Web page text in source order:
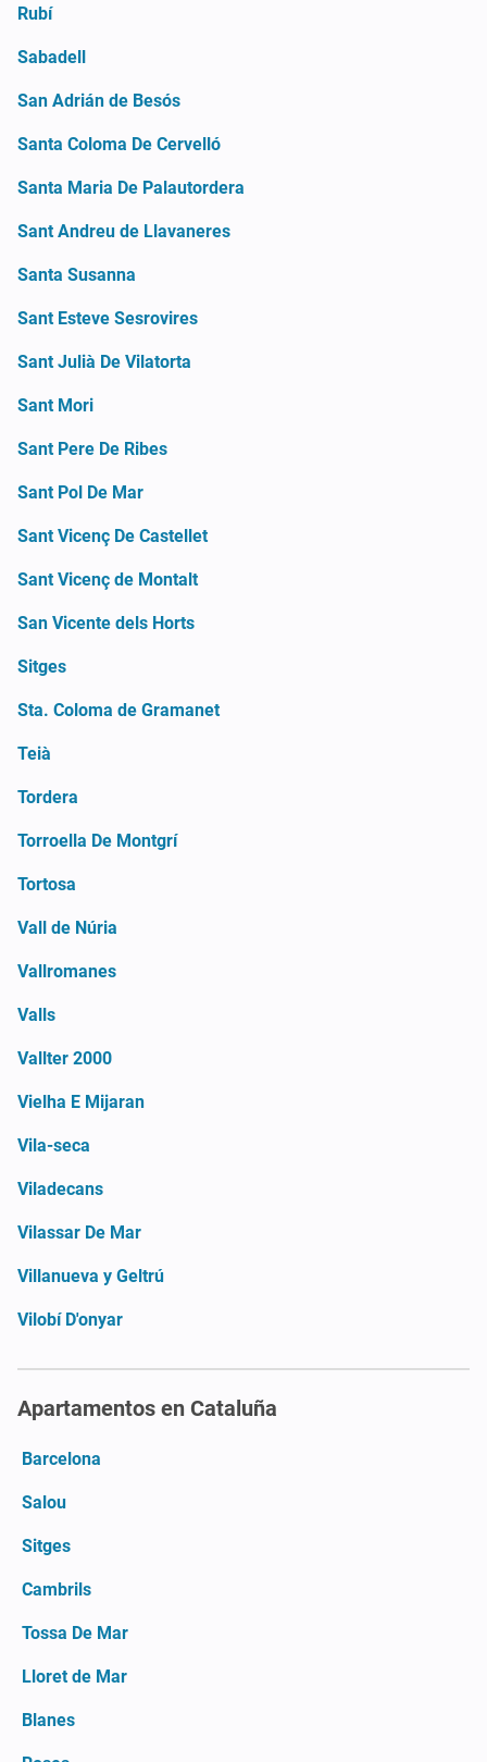
Rubí
Sabadell
San Adrián de Besós
Santa Coloma De Cervelló
Santa Maria De Palautordera
Sant Andreu de Llavaneres
Santa Susanna
Sant Esteve Sesrovires
Sant Julià De Vilatorta
Sant Mori
Sant Pere De Ribes
Sant Pol De Mar
Sant Vicenç De Castellet
Sant Vicenç de Montalt
San Vicente dels Horts
Sitges
Sta. Coloma de Gramanet
Teià
Tordera
Torroella De Montgrí
Tortosa
Vall de Núria
Vallromanes
Valls
Vallter 2000
Vielha E Mijaran
Vila-seca
Viladecans
Vilassar De Mar
Villanueva y Geltrú
Vilobí D'onyar
Apartamentos en Cataluña
Barcelona
Salou
Sitges
Cambrils
Tossa De Mar
Lloret de Mar
Blanes